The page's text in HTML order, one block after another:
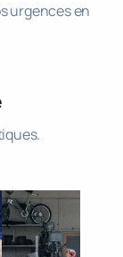
urgences en